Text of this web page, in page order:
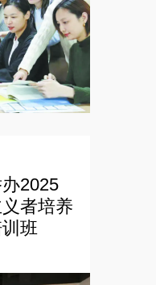
2025
者培养
班